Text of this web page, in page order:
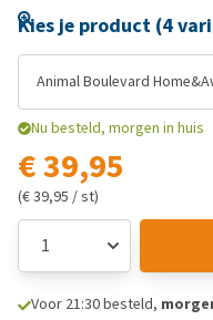
Kies je product (4
Animal Boulevard
Nu besteld, morgen in huis
€ 39,95
(€ 39,95 / st)
Voor 21:30 besteld,